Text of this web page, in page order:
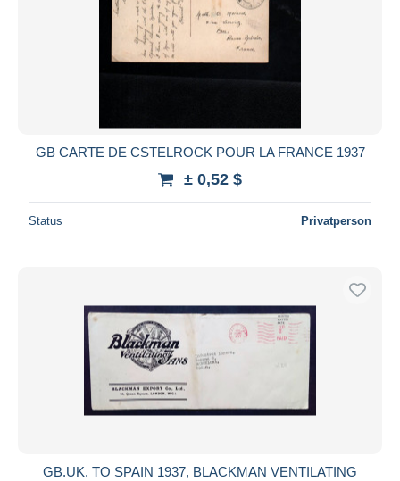
GB CARTE DE CSTELROCK POUR LA FRANCE 1937
± 0,52 $
Status Privatperson
GB.UK. TO SPAIN 1937, BLACKMAN VENTILATING